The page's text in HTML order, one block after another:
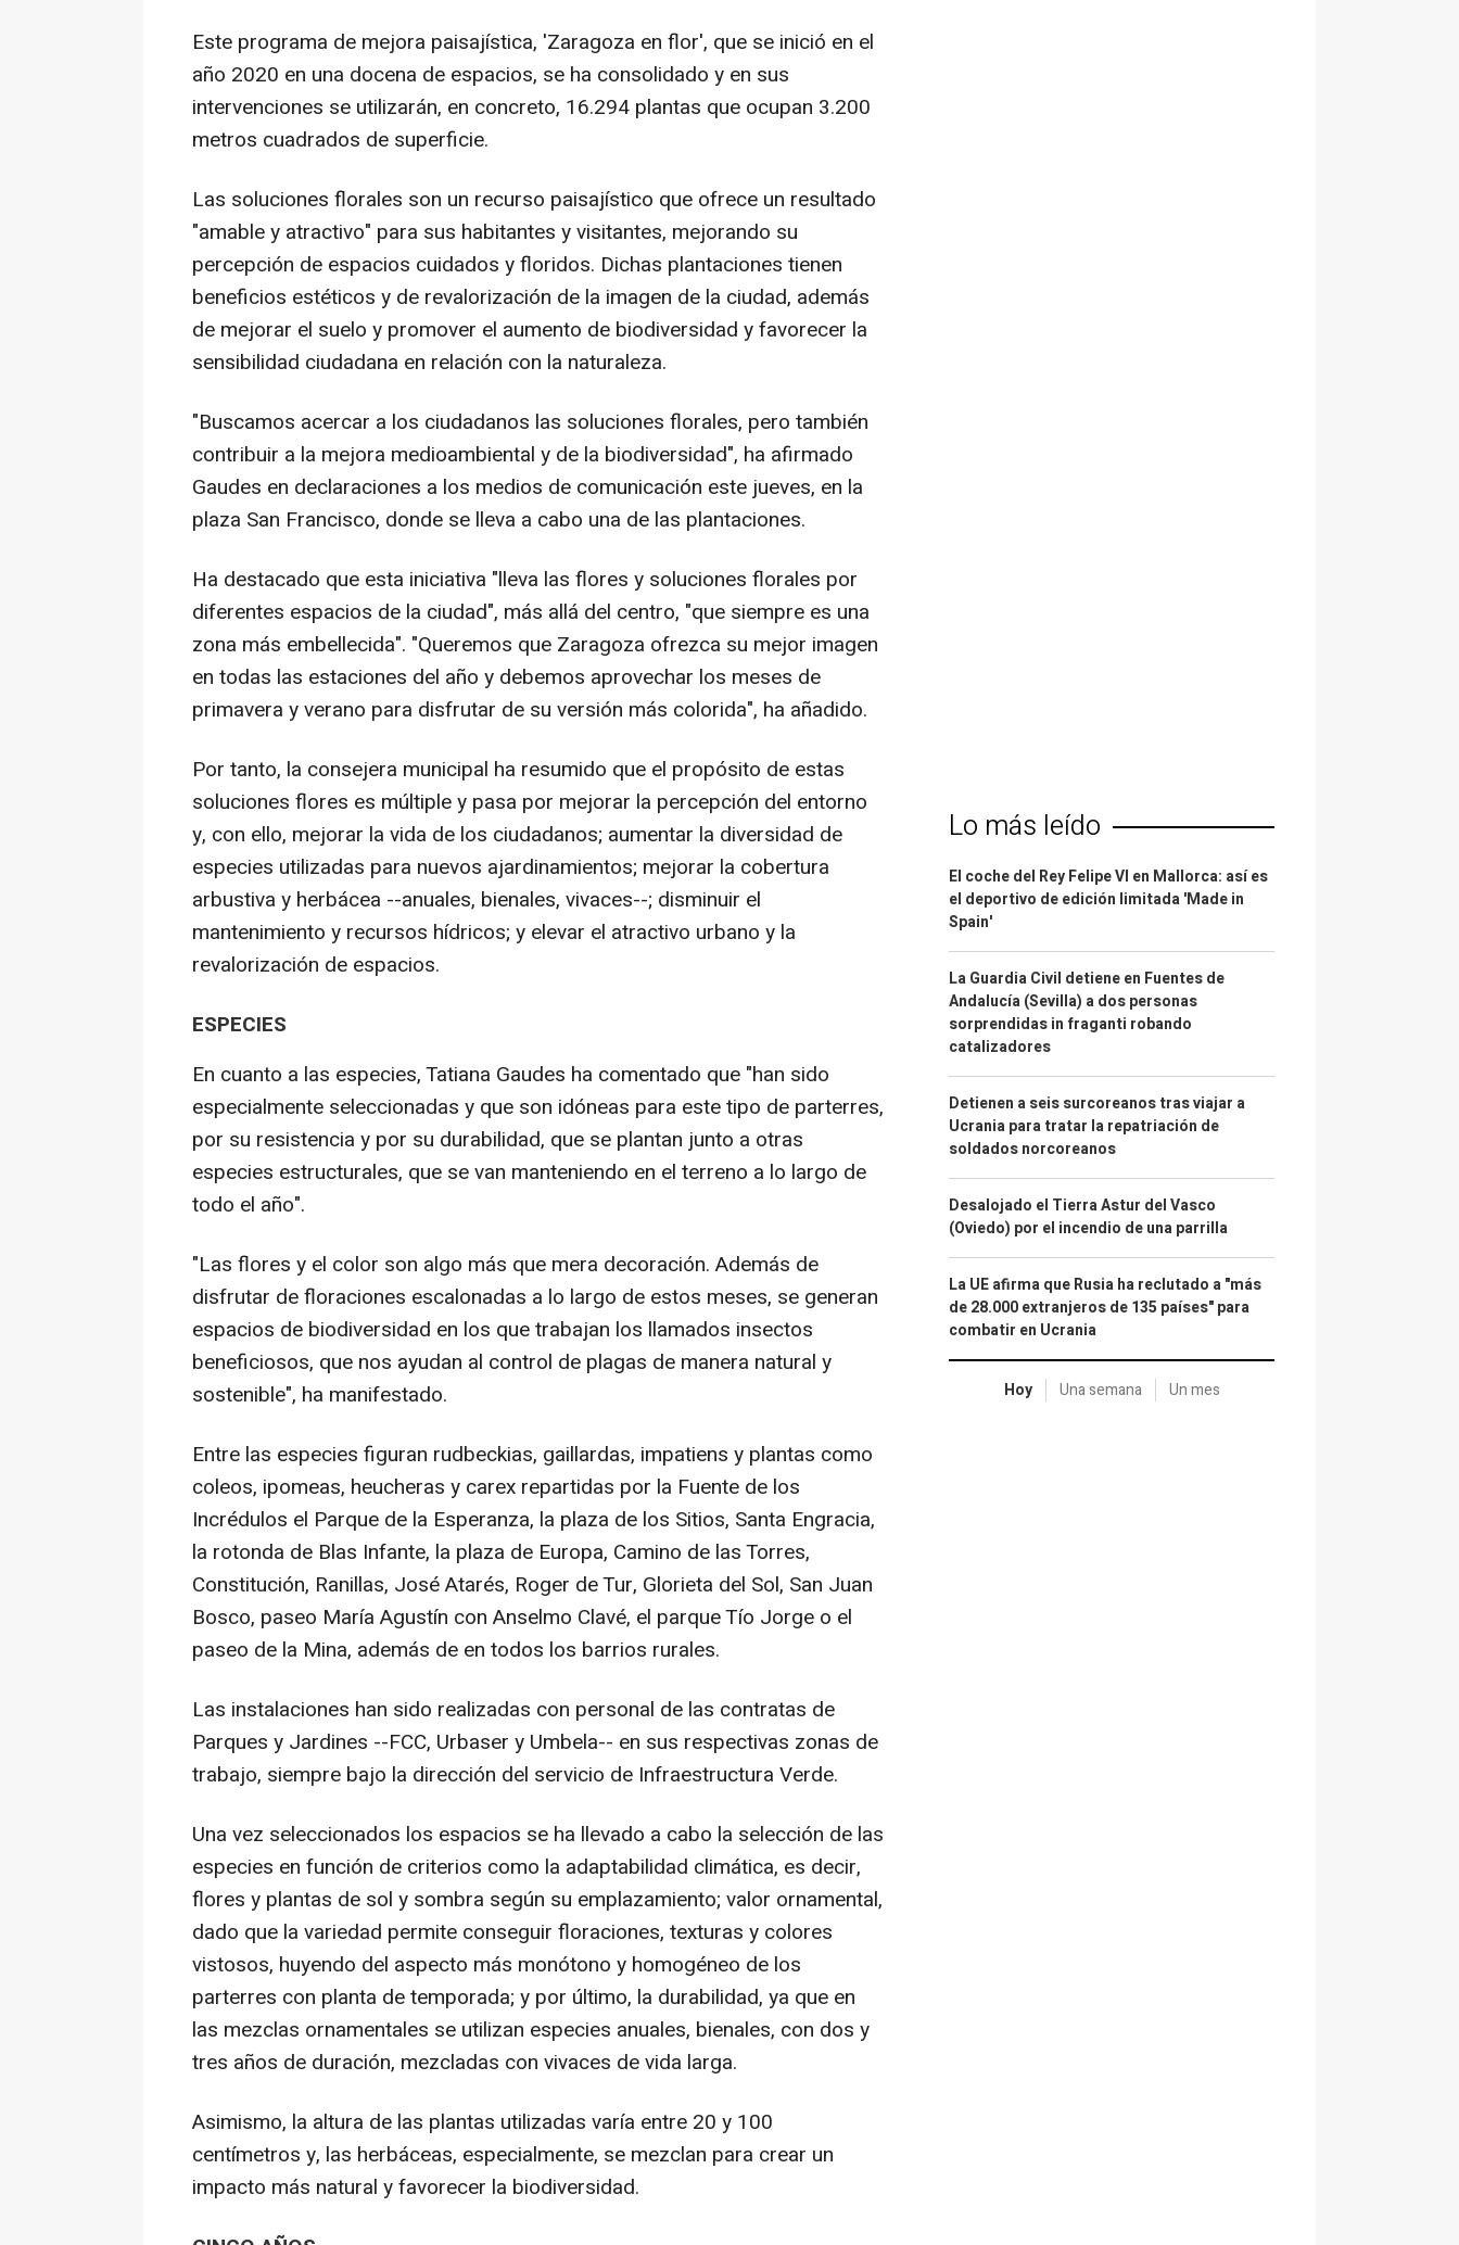
Este programa de mejora paisajística, 'Zaragoza en flor', que se inició en el
año 2020 en una docena de espacios, se ha consolidado y en sus
intervenciones se utilizarán, en concreto, 16.294 plantas que ocupan 3.200
metros cuadrados de superficie.
Las soluciones florales son un recurso paisajístico que ofrece un resultado
"amable y atractivo" para sus habitantes y visitantes, mejorando su
percepción de espacios cuidados y floridos. Dichas plantaciones tienen
beneficios estéticos y de revalorización de la imagen de la ciudad, además
de mejorar el suelo y promover el aumento de biodiversidad y favorecer la
sensibilidad ciudadana en relación con la naturaleza.
"Buscamos acercar a los ciudadanos las soluciones florales, pero también
contribuir a la mejora medioambiental y de la biodiversidad", ha afirmado
Gaudes en declaraciones a los medios de comunicación este jueves, en la
plaza San Francisco, donde se lleva a cabo una de las plantaciones.
Ha destacado que esta iniciativa "lleva las flores y soluciones florales por
diferentes espacios de la ciudad", más allá del centro, "que siempre es una
zona más embellecida". "Queremos que Zaragoza ofrezca su mejor imagen
en todas las estaciones del año y debemos aprovechar los meses de
primavera y verano para disfrutar de su versión más colorida", ha añadido.
Por tanto, la consejera municipal ha resumido que el propósito de estas
soluciones flores es múltiple y pasa por mejorar la percepción del entorno
y, con ello, mejorar la vida de los ciudadanos; aumentar la diversidad de
especies utilizadas para nuevos ajardinamientos; mejorar la cobertura
arbustiva y herbácea --anuales, bienales, vivaces--; disminuir el
mantenimiento y recursos hídricos; y elevar el atractivo urbano y la
revalorización de espacios.
ESPECIES
En cuanto a las especies, Tatiana Gaudes ha comentado que "han sido
especialmente seleccionadas y que son idóneas para este tipo de parterres,
por su resistencia y por su durabilidad, que se plantan junto a otras
especies estructurales, que se van manteniendo en el terreno a lo largo de
todo el año".
"Las flores y el color son algo más que mera decoración. Además de
disfrutar de floraciones escalonadas a lo largo de estos meses, se generan
espacios de biodiversidad en los que trabajan los llamados insectos
beneficiosos, que nos ayudan al control de plagas de manera natural y
sostenible", ha manifestado.
Entre las especies figuran rudbeckias, gaillardas, impatiens y plantas como
coleos, ipomeas, heucheras y carex repartidas por la Fuente de los
Incrédulos el Parque de la Esperanza, la plaza de los Sitios, Santa Engracia,
la rotonda de Blas Infante, la plaza de Europa, Camino de las Torres,
Constitución, Ranillas, José Atarés, Roger de Tur, Glorieta del Sol, San Juan
Bosco, paseo María Agustín con Anselmo Clavé, el parque Tío Jorge o el
paseo de la Mina, además de en todos los barrios rurales.
Las instalaciones han sido realizadas con personal de las contratas de
Parques y Jardines --FCC, Urbaser y Umbela-- en sus respectivas zonas de
trabajo, siempre bajo la dirección del servicio de Infraestructura Verde.
Una vez seleccionados los espacios se ha llevado a cabo la selección de las
especies en función de criterios como la adaptabilidad climática, es decir,
flores y plantas de sol y sombra según su emplazamiento; valor ornamental,
dado que la variedad permite conseguir floraciones, texturas y colores
vistosos, huyendo del aspecto más monótono y homogéneo de los
parterres con planta de temporada; y por último, la durabilidad, ya que en
las mezclas ornamentales se utilizan especies anuales, bienales, con dos y
tres años de duración, mezcladas con vivaces de vida larga.
Asimismo, la altura de las plantas utilizadas varía entre 20 y 100
centímetros y, las herbáceas, especialmente, se mezclan para crear un
impacto más natural y favorecer la biodiversidad.
Lo más leído
El coche del Rey Felipe VI en Mallorca: así es
el deportivo de edición limitada 'Made in
Spain'
La Guardia Civil detiene en Fuentes de
Andalucía (Sevilla) a dos personas
sorprendidas in fraganti robando
catalizadores
Detienen a seis surcoreanos tras viajar a
Ucrania para tratar la repatriación de
soldados norcoreanos
Desalojado el Tierra Astur del Vasco
(Oviedo) por el incendio de una parrilla
La UE afirma que Rusia ha reclutado a "más
de 28.000 extranjeros de 135 países" para
combatir en Ucrania
Hoy Una semana Un mes